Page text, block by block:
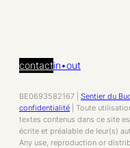
contactin•out
BE0693582167 | Sentier du
confidentialité | Toute
textes contenus dans ce site
écrite et préalable de leur(s)
Any use, reproduction or